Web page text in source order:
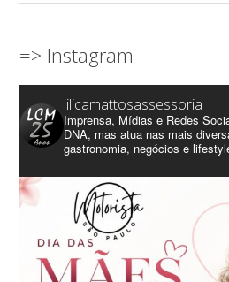
=> Instagram
lilicamattosassessoria
Imprensa, Mídias e Redes
DNA, mas atua nas mais
gastronomia, negócios e